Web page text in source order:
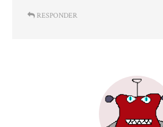
RESPONDER